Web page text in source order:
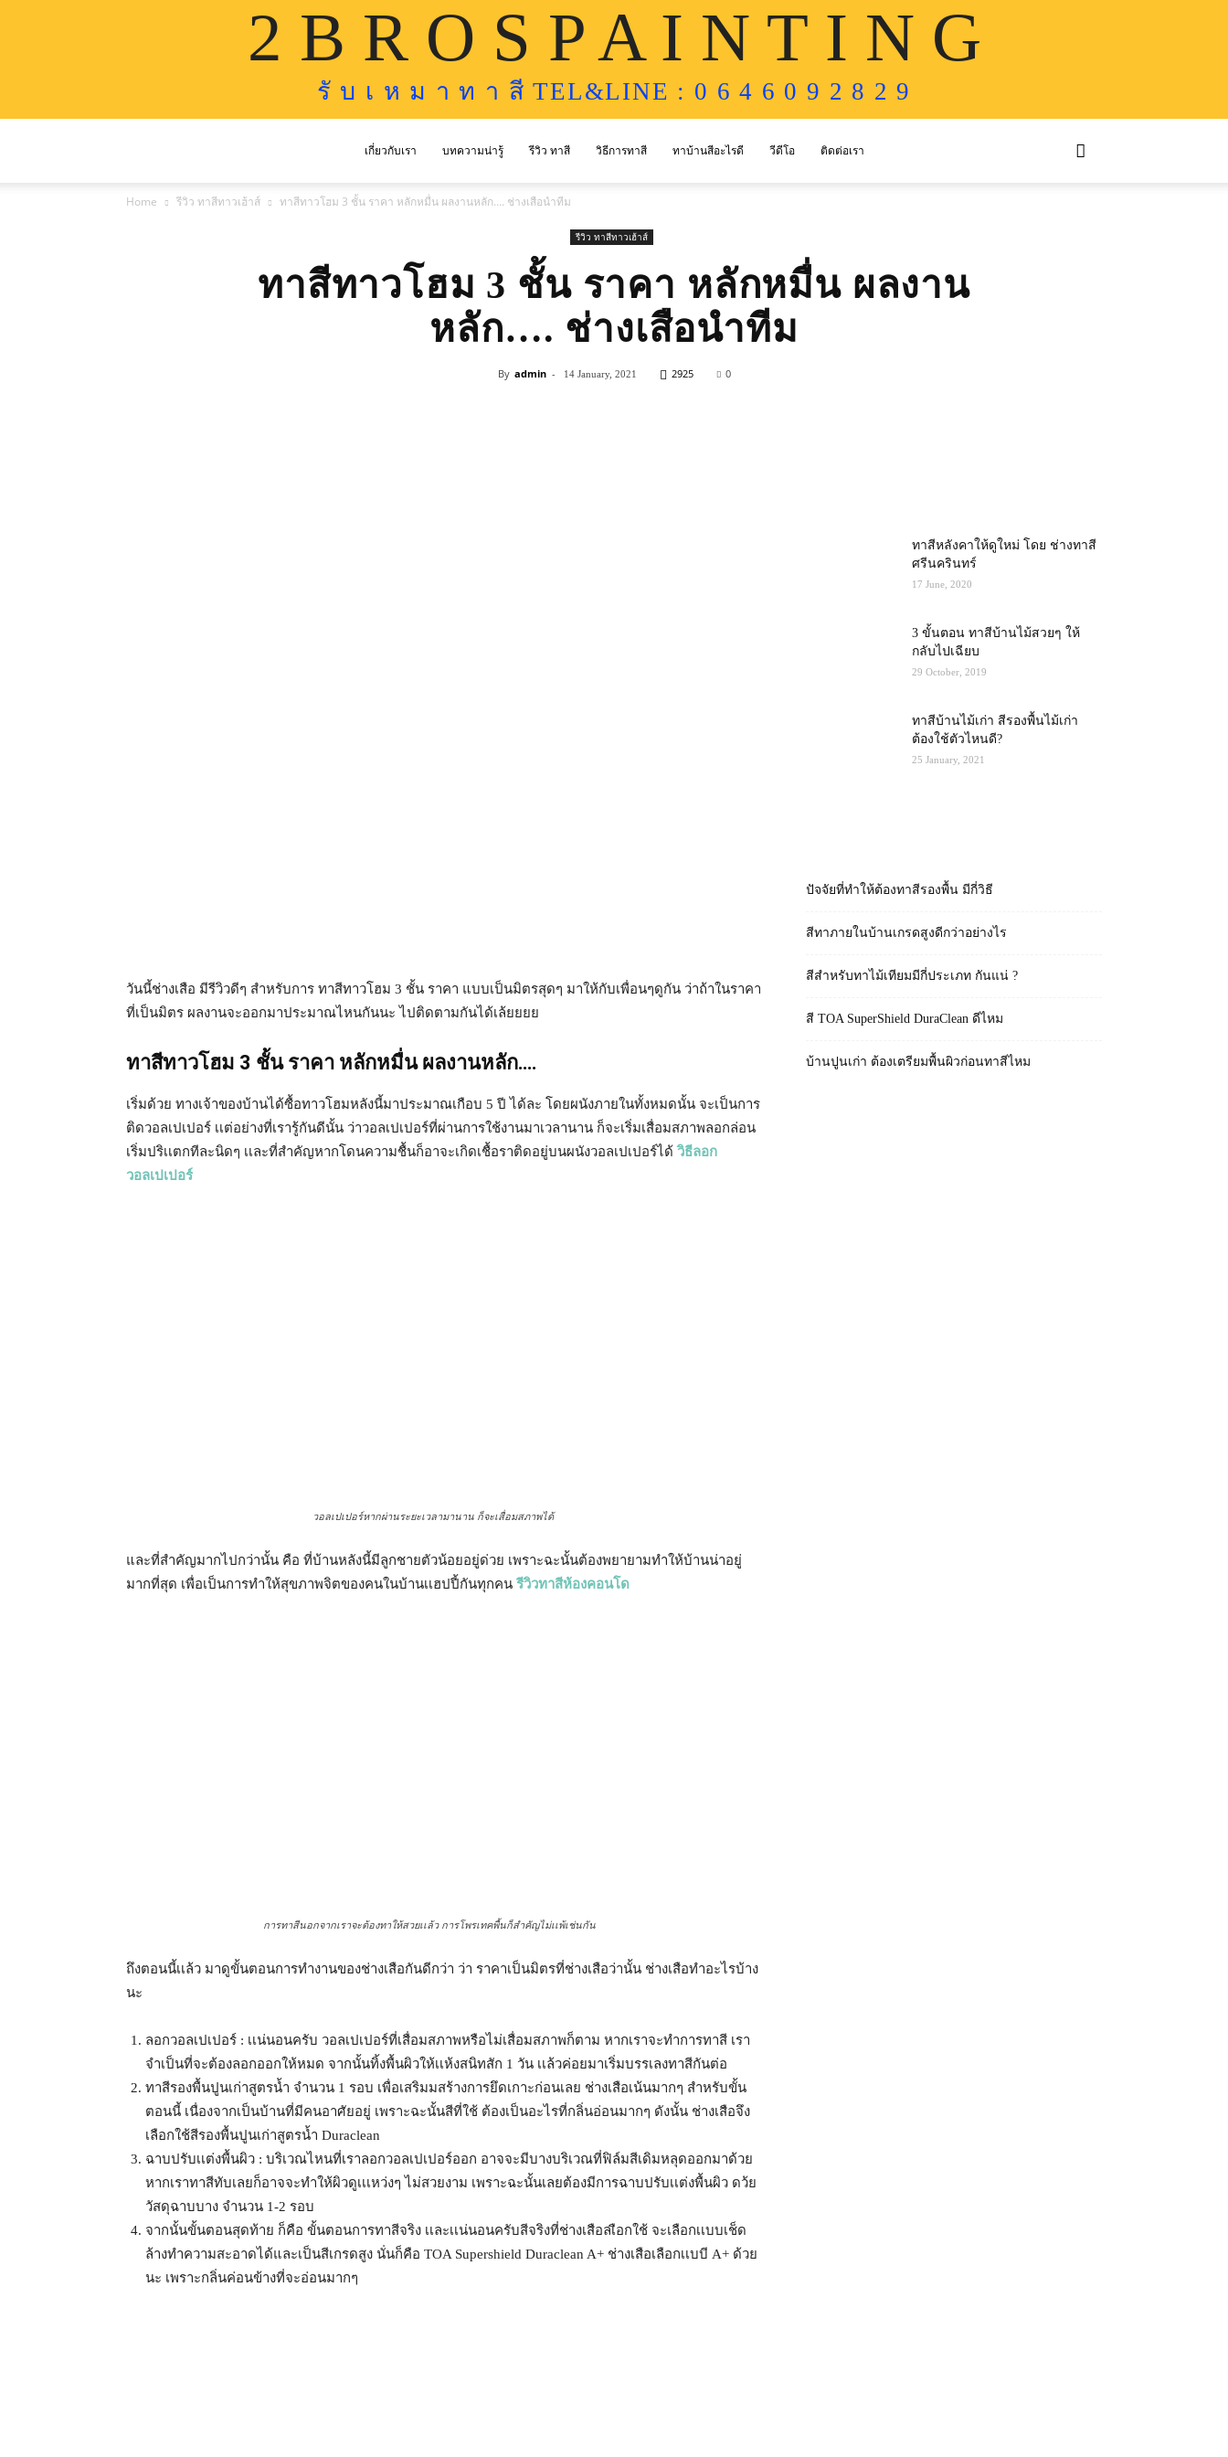
2 B R O S P A I N T I N G
รั บ เ ห ม า ท า สี TEL&LINE : 0 6 4 6 0 9 2 8 2 9
เกี่ยวกับเรา บทความน่ารู้ รีวิว ทาสี วิธีการทาสี ทาบ้านสีอะไรดี วีดีโอ ติดต่อเรา
Home รีวิว ทาสีทาวเฮ้าส์ ทาสีทาวโฮม 3 ชั้น ราคา หลักหมื่น ผลงานหลัก…. ช่างเสือนำทีม
รีวิว ทาสีทาวเฮ้าส์
ทาสีทาวโฮม 3 ชั้น ราคา หลักหมื่น ผลงาน
หลัก…. ช่างเสือนำทีม
By admin - 14 January, 2021 2925 0
วันนี้ช่างเสือ มีรีวิวดีๆ สำหรับการ ทาสีทาวโฮม 3 ชั้น ราคา แบบเป็นมิตรสุดๆ มาให้กับเพื่อนๆดูกัน ว่าถ้าในราคา
ที่เป็นมิตร ผลงานจะออกมาประมาณไหนกันนะ ไปติดตามกันได้เล้ยยยย
ทาสีทาวโฮม 3 ชั้น ราคา หลักหมื่น ผลงานหลัก….
เริ่มด้วย ทางเจ้าของบ้านได้ซื้อทาวโฮมหลังนี้มาประมาณเกือบ 5 ปี ได้ละ โดยผนังภายในทั้งหมดนั้น จะเป็นการ
ติดวอลเปเปอร์ เเต่อย่างที่เรารู้กันดีนั้น ว่าวอลเปเปอร์ที่ผ่านการใช้งานมาเวลานาน ก็จะเริ่มเสื่อมสภาพลอกล่อน
เริ่มปริเเตกทีละนิดๆ เเละที่สำคัญหากโดนความชื้นก็อาจะเกิดเชื้อราติดอยู่บนผนังวอลเปเปอร์ได้ วิธีลอก
วอลเปเปอร์
วอลเปเปอร์หากผ่านระยะเวลามานาน ก็จะเสื่อมสภาพได้
และที่สำคัญมากไปกว่านั้น คือ ที่บ้านหลังนี้มีลูกชายตัวน้อยอยู่ด่วย เพราะฉะนั้นต้องพยายามทำให้บ้านน่าอยู่
มากที่สุด เพื่อเป็นการทำให้สุขภาพจิตของคนในบ้านเเฮปปี้กันทุกคน รีวิวทาสีห้องคอนโด
การทาสีนอกจากเราจะต้องทาให้สวยเเล้ว การโพรเทคพื้นก็สำคัญไม่เเพ้เช่นกัน
ถึงตอนนี้เเล้ว มาดูขั้นตอนการทำงานของช่างเสือกันดีกว่า ว่า ราคาเป็นมิตรที่ช่างเสือว่านั้น ช่างเสือทำอะไรบ้าง
นะ
ลอกวอลเปเปอร์ : เเน่นอนครับ วอลเปเปอร์ที่เสื่อมสภาพหรือไม่เสื่อมสภาพก็ตาม หากเราจะทำการทาสี เรา
จำเป็นที่จะต้องลอกออกให้หมด จากนั้นทิ้งพื้นผิวให้เเห้งสนิทสัก 1 วัน เเล้วค่อยมาเริ่มบรรเลงทาสีกันต่อ
ทาสีรองพื้นปูนเก่าสูตรน้ำ จำนวน 1 รอบ เพื่อเสริมมสร้างการยึดเกาะก่อนเลย ช่างเสือเน้นมากๆ สำหรับขั้น
ตอนนี้ เนื่องจากเป็นบ้านที่มีคนอาศัยอยู่ เพราะฉะนั้นสีที่ใช้ ต้องเป็นอะไรที่กลิ่นอ่อนมากๆ ดังนั้น ช่างเสือจึง
เลือกใช้สีรองพื้นปูนเก่าสูตรน้ำ Duraclean
ฉาบปรับเเต่งพื้นผิว : บริเวณไหนที่เราลอกวอลเปเปอร์ออก อาจจะมีบางบริเวณที่ฟิล์มสีเดิมหลุดออกมาด้วย
หากเราทาสีทับเลยก็อาจจะทำให้ผิวดูเเเหว่งๆ ไม่สวยงาม เพราะฉะนั้นเลยต้องมีการฉาบปรับเเต่งพื้นผิว ดว้ย
วัสดุฉาบบาง จำนวน 1-2 รอบ
จากนั้นขั้นตอนสุดท้าย ก็คือ ขั้นตอนการทาสีจริง เเละเเน่นอนครับสีจริงที่ช่างเสือลเือกใช้ จะเลือกเเบบเช็ด
ล้างทำความสะอาดได้และเป็นสีเกรดสูง นั่นก็คือ TOA Supershield Duraclean A+ ช่างเสือเลือกเเบบี A+ ด้วย
นะ เพราะกลิ่นค่อนข้างที่จะอ่อนมากๆ
ทาสีหลังคาให้ดูใหม่ โดย ช่างทาสี
ศรีนครินทร์
17 June, 2020
3 ขั้นตอน ทาสีบ้านไม้สวยๆ ให้
กลับไปเฉียบ
29 October, 2019
ทาสีบ้านไม้เก่า สีรองพื้นไม้เก่า
ต้องใช้ตัวไหนดี?
25 January, 2021
ปัจจัยที่ทำให้ต้องทาสีรองพื้น มีกี่วิธี
สีทาภายในบ้านเกรดสูงดีกว่าอย่างไร
สีสำหรับทาไม้เทียมมีกี่ประเภท กันแน่ ?
สี TOA SuperShield DuraClean ดีไหม
บ้านปูนเก่า ต้องเตรียมพื้นผิวก่อนทาสีไหม